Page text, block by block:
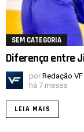
SEM CATEGORIA
Diferença entre
por Redação
há 7 meses
LEIA MAIS